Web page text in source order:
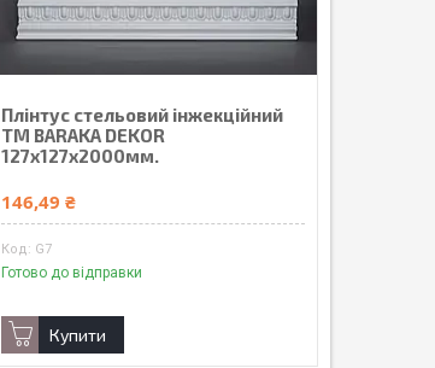
Плінтус стельовий інжекційний
ТМ BARAKA DEKOR
127х127х2000мм.
146,49 ₴
G7
Готово до відправки
Купити